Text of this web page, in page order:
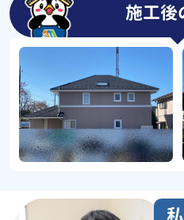
施工後